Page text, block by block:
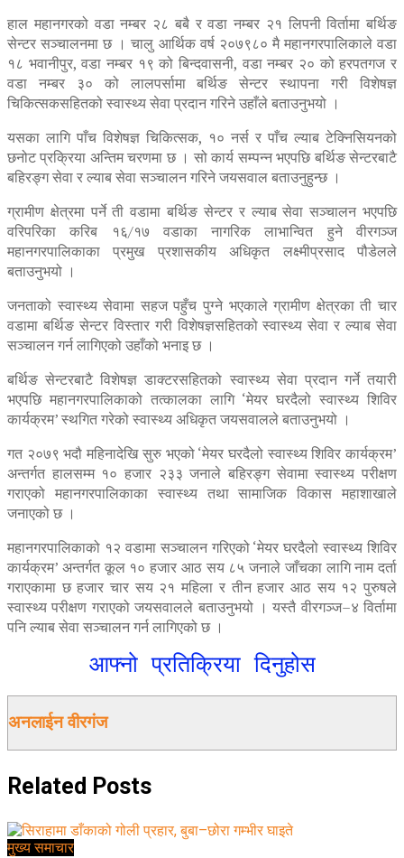
हाल महानगरको वडा नम्बर २८ बबै र वडा नम्बर २१ लिपनी विर्तामा बर्थिङ
सेन्टर सञ्चालनमा छ । चालु आर्थिक वर्ष २०७९८० मै महानगरपालिकाले वडा
१८ भवानीपुर, वडा नम्बर १९ को बिन्दवासनी, वडा नम्बर २० को हरपतगज र
वडा नम्बर ३० को लालपर्सामा बर्थिङ सेन्टर स्थापना गरी विशेषज्ञ
चिकित्सकसहितको स्वास्थ्य सेवा प्रदान गरिने उहाँले बताउनुभयो ।
यसका लागि पाँच विशेषज्ञ चिकित्सक, १० नर्स र पाँच ल्याब टेक्निसियनको
छनोट प्रक्रिया अन्तिम चरणमा छ । सो कार्य सम्पन्न भएपछि बर्थिङ सेन्टरबाटै
बहिरङ्ग सेवा र ल्याब सेवा सञ्चालन गरिने जयसवाल बताउनुहुन्छ ।
ग्रामीण क्षेत्रमा पर्ने ती वडामा बर्थिङ सेन्टर र ल्याब सेवा सञ्चालन भएपछि
वरिपरिका करिब १६/१७ वडाका नागरिक लाभान्वित हुने वीरगञ्ज
महानगरपालिकाका प्रमुख प्रशासकीय अधिकृत लक्ष्मीप्रसाद पौडेलले
बताउनुभयो ।
जनताको स्वास्थ्य सेवामा सहज पहुँच पुग्ने भएकाले ग्रामीण क्षेत्रका ती चार
वडामा बर्थिङ सेन्टर विस्तार गरी विशेषज्ञसहितको स्वास्थ्य सेवा र ल्याब सेवा
सञ्चालन गर्न लागिएको उहाँको भनाइ छ ।
बर्थिङ सेन्टरबाटै विशेषज्ञ डाक्टरसहितको स्वास्थ्य सेवा प्रदान गर्ने तयारी
भएपछि महानगरपालिकाको तत्कालका लागि ‘मेयर घरदैलो स्वास्थ्य शिविर
कार्यक्रम’ स्थगित गरेको स्वास्थ्य अधिकृत जयसवालले बताउनुभयो ।
गत २०७९ भदौ महिनादेखि सुरु भएको ‘मेयर घरदैलो स्वास्थ्य शिविर कार्यक्रम’
अन्तर्गत हालसम्म १० हजार २३३ जनाले बहिरङ्ग सेवामा स्वास्थ्य परीक्षण
गराएको महानगरपालिकाका स्वास्थ्य तथा सामाजिक विकास महाशाखाले
जनाएको छ ।
महानगरपालिकाको १२ वडामा सञ्चालन गरिएको ‘मेयर घरदैलो स्वास्थ्य शिविर
कार्यक्रम’ अन्तर्गत कूल १० हजार आठ सय ८५ जनाले जाँचका लागि नाम दर्ता
गराएकामा छ हजार चार सय २१ महिला र तीन हजार आठ सय १२ पुरुषले
स्वास्थ्य परीक्षण गराएको जयसवालले बताउनुभयो । यस्तै वीरगञ्ज–४ विर्तामा
पनि ल्याब सेवा सञ्चालन गर्न लागिएको छ ।
आफ्नो प्रतिक्रिया दिनुहोस
अनलाईन वीरगंज
Related Posts
मुख्य समाचार